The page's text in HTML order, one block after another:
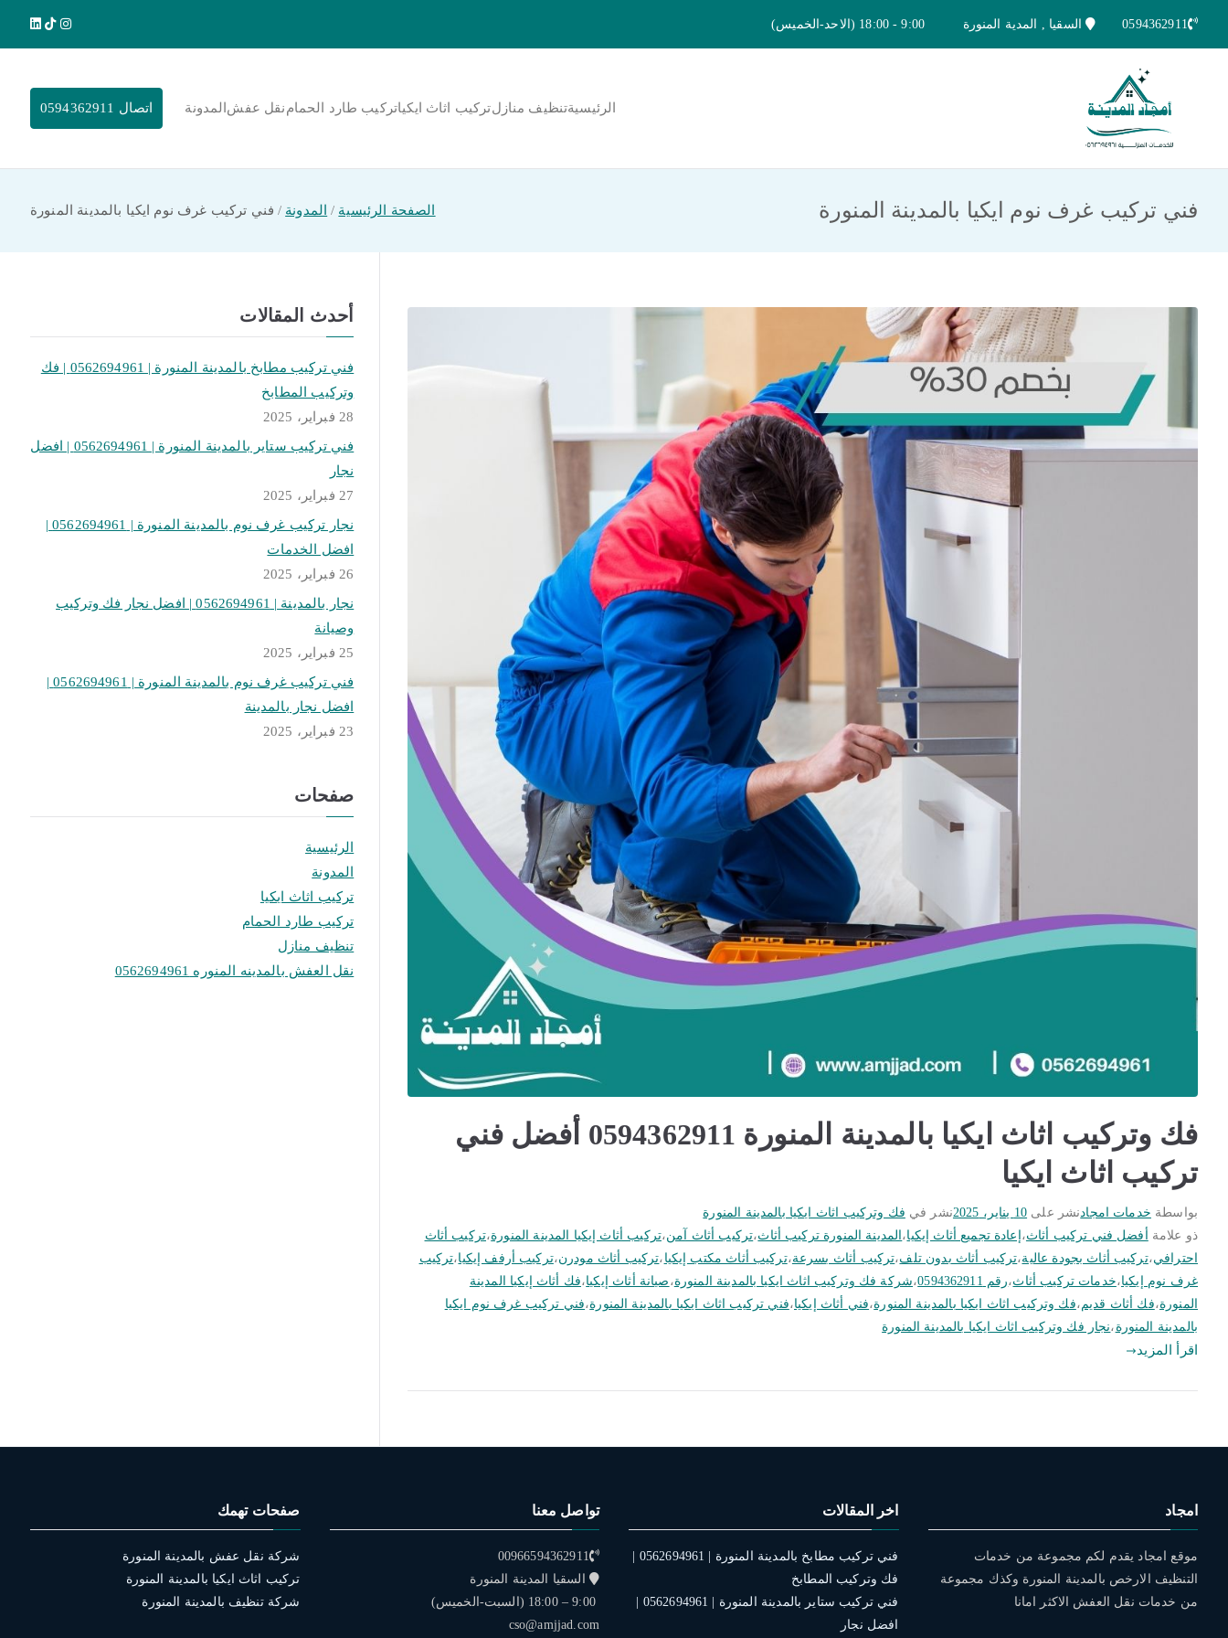
0594362911 السقيا , المدية المنورة
الرئيسيةتنظيف منازلتركيب اثاث ايكياتركيب طارد الحمامنقل عفش المدونة اتصال 0594362911
فني تركيب غرف نوم ايكيا بالمدينة المنورة الصفحة الرئيسية المدونة فني تركيب غرف نوم ايكيا بالمدينة المنورة
فك وتركيب اثاث ايكيا بالمدينة المنورة 0594362911 أفضل فني
تركيب اثاث ايكيا
بواسطة خدمات امجادنشر على 10 يناير، 2025 نشر في فك وتركيب اثاث ايكيا بالمدينة المنورة
ذو علامة
أفضل فني تركيب أثاث، إعادة تجميع أثاث إيكيا، المدينة المنورة تركيب أثاث،تركيب أثاث آمن،تركيب أثاث إيكيا المدينة المنورة،تركيب أثاث
احترافي،تركيب أثاث بجودة عالية،تركيب أثاث بدون تلف،تركيب أثاث بسرعة،تركيب أثاث مكتب إيكيا ،تركيب أثاث مودرن،تركيب أرفف إيكيا،تركيب
غرف نوم إيكيا،خدمات تركيب أثاث،رقم 0594362911 ،شركة فك وتركيب اثاث ايكيا بالمدينة المنورة، صيانة أثاث إيكيا،فك أثاث إيكيا المدينة
المنورة،فك أثاث قديم،فك وتركيب اثاث ايكيا بالمدينة المنورة،فني أثاث إيكيا،فني تركيب اثاث ايكيا بالمدينة المنورة،فني تركيب غرف نوم ايكيا
بالمدينة المنورة ،نجار فك وتركيب اثاث ايكيا بالمدينة المنورة
اقرأ المزيد
أحدث المقالات
فني تركيب مطابخ بالمدينة المنورة | 0562694961 | فك
وتركيب المطابخ
28 فبراير، 2025
فني تركيب ستاير بالمدينة المنورة | 0562694961 | افضل
نجار
27 فبراير، 2025
نجار تركيب غرف نوم بالمدينة المنورة | 0562694961 |
افضل الخدمات
26 فبراير، 2025
نجار بالمدينة | 0562694961 | افضل نجار فك وتركيب
وصيانة
25 فبراير، 2025
فني تركيب غرف نوم بالمدينة المنورة | 0562694961 |
افضل نجار بالمدينة
23 فبراير، 2025
صفحات
الرئيسية
المدونة
تركيب اثاث ايكيا
تركيب طارد الحمام
تنظيف منازل
نقل العفش بالمدينه المنوره 0562694961
امجاد
موقع امجاد يقدم لكم مجموعة من خدمات
التنظيف الارخص بالمدينة المنورة وكذك مجموعة
من خدمات نقل العفش الاكثر امانا
اخر المقالات
فك وتركيب المطابخ
افضل نجار
تواصل معنا
00966594362911
السقيا المدينة المنورة
9:00 – 18:00 (السبت-الخميس)
cso@amjjad.com
صفحات تهمك
شركة نقل عفش بالمدينة المنورة
تركيب اثاث ايكيا بالمدينة المنورة
شركة تنظيف بالمدينة المنورة